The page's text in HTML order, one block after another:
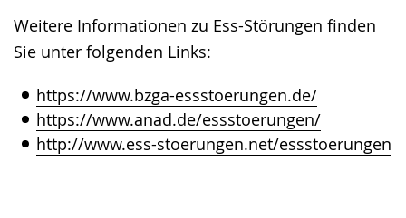
Weitere Informationen zu Ess-Störungen finden
Sie unter folgenden Links:
https://www.bzga-essstoerungen.de/
https://www.anad.de/essstoerungen/
http://www.ess-stoerungen.net/essstoerungen